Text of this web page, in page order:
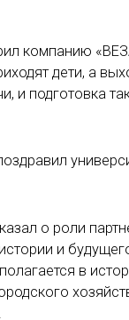
компанию
дети, а
и подготовка
о роли
и
в